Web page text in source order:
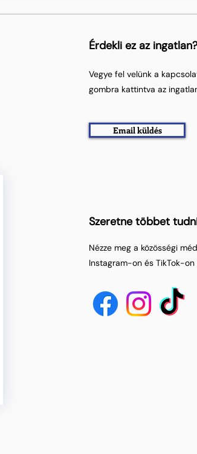
Érdekli ez az ingatlan?
Vegye fel velünk a
gombra kattintva az
Email küldés
Szeretne többet
Nézze meg a közösségi
Instagram-on és TikTok-